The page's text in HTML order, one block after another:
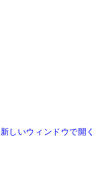
新しいウィンドウで開く